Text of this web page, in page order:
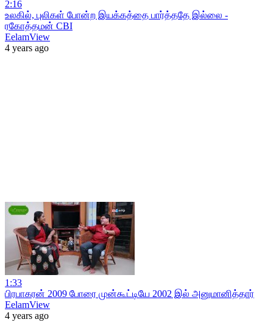
2:16
உலகில், புலிகள் போன்ற இயக்கத்தை பார்த்ததே இல்லை -
ரகோத்தமன் CBI
EelamView
4 years ago
1:33
பிரபாகரன் 2009 போரை முன்கூட்டியே 2002 இல் அனுமானித்தார்
EelamView
4 years ago